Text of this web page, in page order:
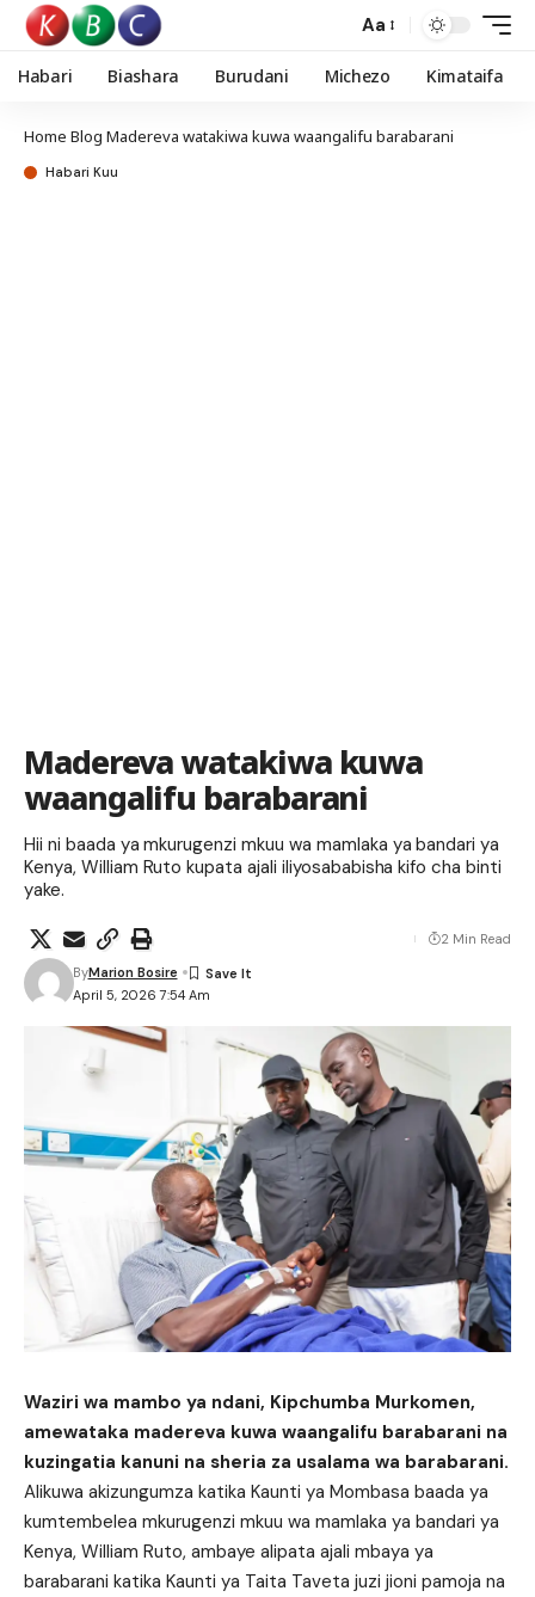
Aa
Habari Biashara Burudani Michezo Kimataifa
Home Blog Madereva watakiwa kuwa waangalifu barabarani
Habari Kuu
Madereva watakiwa kuwa
waangalifu barabarani
Hii ni baada ya mkurugenzi mkuu wa mamlaka ya bandari ya
Kenya, William Ruto kupata ajali iliyosababisha kifo cha binti
yake.
April 5, 2026 7:54 Am
ByMarion Bosire
2 Min Read
Waziri wa mambo ya ndani, Kipchumba Murkomen,
amewataka madereva kuwa waangalifu barabarani na
kuzingatia kanuni na sheria za usalama wa barabarani.
Alikuwa akizungumza katika Kaunti ya Mombasa baada ya
kumtembelea mkurugenzi mkuu wa mamlaka ya bandari ya
Kenya, William Ruto, ambaye alipata ajali mbaya ya
barabarani katika Kaunti ya Taita Taveta juzi jioni pamoja na